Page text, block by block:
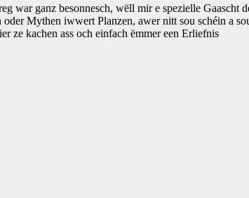
war ganz besonnesch, wëll mir e spezielle Gaascht
oder Mythen iwwert Planzen, awer nitt sou schéin a
ze kachen ass och einfach ëmmer een Erliefnis